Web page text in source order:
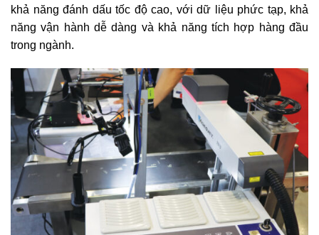
khả năng đánh dấu tốc độ cao, với dữ liệu phức tạp, khả
năng vận hành dễ dàng và khả năng tích hợp hàng đầu
trong ngành.